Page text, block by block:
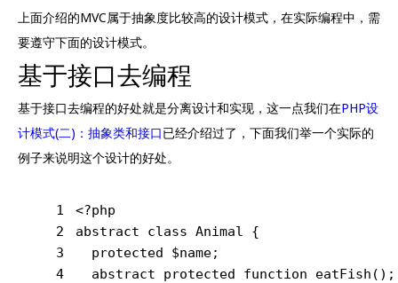
上面介绍的MVC属于抽象度比较高的设计模式，在实际编程中，需
要遵守下面的设计模式。
基于接口去编程
基于接口去编程的好处就是分离设计和实现，这一点我们在PHP设
计模式(二)：抽象类和接口已经介绍过了，下面我们举一个实际的
例子来说明这个设计的好处。
1
2
3
4
<?php
abstract
class Animal
{
protected $name;
abstract
protected function eatFish () ;